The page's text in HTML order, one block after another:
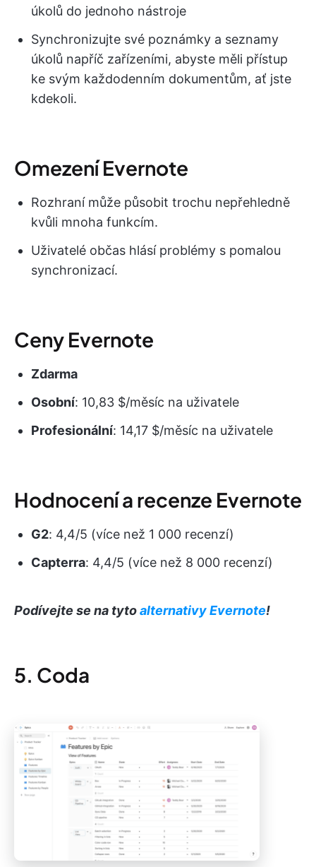
úkolů do jednoho nástroje
Synchronizujte své poznámky a seznamy
úkolů napříč zařízeními, abyste měli přístup
ke svým každodenním dokumentům, ať jste
kdekoli.
Omezení Evernote
Rozhraní může působit trochu nepřehledně
kvůli mnoha funkcím.
Uživatelé občas hlásí problémy s pomalou
synchronizací.
Ceny Evernote
Zdarma
Osobní: 10,83 $/měsíc na uživatele
Profesionální: 14,17 $/měsíc na uživatele
Hodnocení a recenze Evernote
G2: 4,4/5 (více než 1 000 recenzí)
Capterra: 4,4/5 (více než 8 000 recenzí)
Podívejte se na tytoalternativy Evernote!
5. Coda